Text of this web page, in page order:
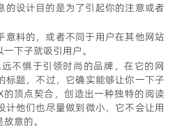
的设计目的是为了引起你的注意或者
意料的，或者不同于用户在其他网站
下子就吸引用户。
不惧于引领时尚的品牌，在它的网
标题，不过，它确实能够让你一下子
顶点契合，创造出一种独特的阅读
计他们也尽量做到微小，它不会让用
意的。